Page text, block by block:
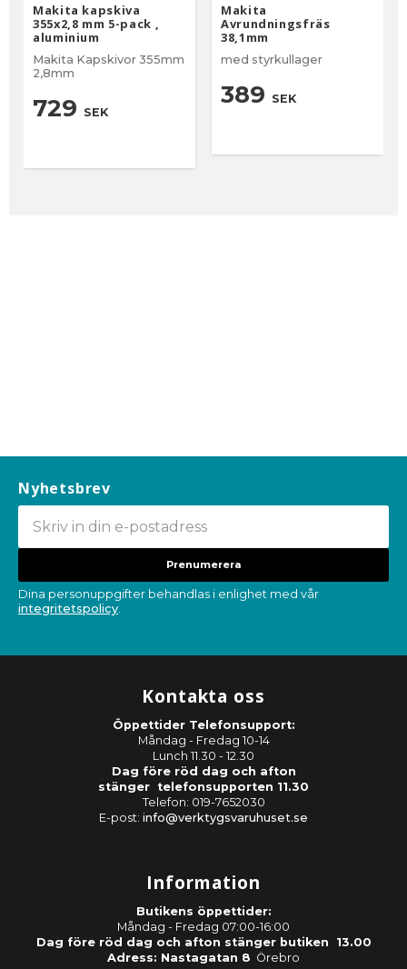
Makita kapskiva
355x2,8 mm 5-pack ,
aluminium
Makita Kapskivor 355mm
2,8mm
729 SEK
Makita
Avrundningsfräs
38,1mm
med styrkullager
389 SEK
Nyhetsbrev
Prenumerera
Dina personuppgifter behandlas i enlighet med vår
integritetspolicy.
Kontakta oss
Öppettider Telefonsupport:
Måndag - Fredag 10-14
Lunch 11.30 - 12.30
Dag före röd dag och afton
stänger telefonsupporten 11.30
Telefon: 019-7652030
E-post: info@verktygsvaruhuset.se
Information
Butikens öppettider:
Måndag - Fredag 07:00-16:00
Dag före röd dag och afton stänger butiken 13.00
Adress: Nastagatan 8 Örebro